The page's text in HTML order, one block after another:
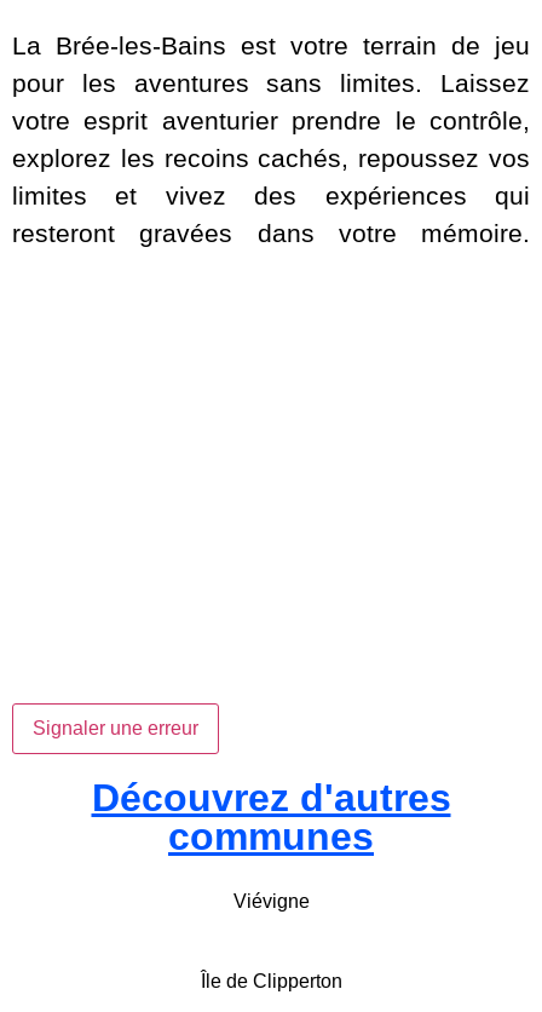
La Brée-les-Bains est votre terrain de jeu
pour les aventures sans limites. Laissez
votre esprit aventurier prendre le contrôle,
explorez les recoins cachés, repoussez vos
limites et vivez des expériences qui
resteront gravées dans votre mémoire.
Signaler une erreur
Découvrez d'autres
communes
Viévigne
Île de Clipperton